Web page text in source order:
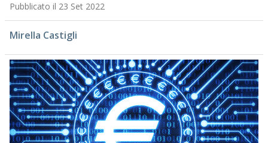
Pubblicato il 23 Set 2022
Mirella Castigli